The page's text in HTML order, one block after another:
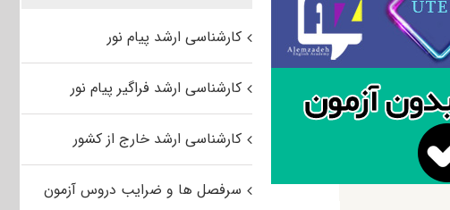
کارشناسی ارشد پیام نور
کارشناسی ارشد فراگیر پیام نور
کارشناسی ارشد خارج از کشور
سرفصل ها و ضرایب دروس آزمون